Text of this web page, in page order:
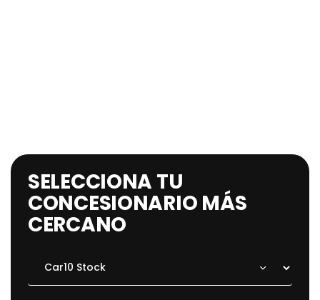
SELECCIONA TU
CONCESIONARIO MÁS
CERCANO